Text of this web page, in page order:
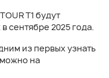
T1 будут
сентябре 2025 года.
из первых узнать
на